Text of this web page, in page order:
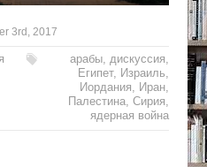
3rd, 2017
арабы,дискуссия,
Египет, Израиль,
Иордания, Иран,
Палестина,Сирия,
ядерная война